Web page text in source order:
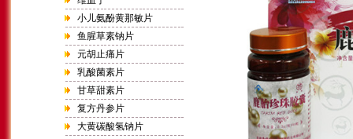
小儿氨酚黄那敏片
鱼腥草素钠片
元胡止痛片
乳酸菌素片
甘草甜素片
复方丹参片
大黄碳酸氢钠片